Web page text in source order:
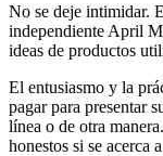
No se deje intimidar.
independiente April
ideas de productos
El entusiasmo y la
pagar para presentar
línea o de otra
honestos si se acerca